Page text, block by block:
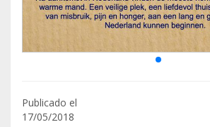
Publicado el
17/05/2018